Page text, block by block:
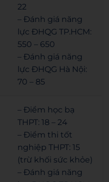
22
– Đánh giá năng
lực ĐHQG TP.HCM:
550 – 650
– Đánh giá năng
lực ĐHQG Hà Nội:
70 – 85
– Điểm học bạ
THPT: 18 – 24
– Điểm thi tốt
nghiệp THPT: 15
(trừ khối sức khỏe)
– Đánh giá năng